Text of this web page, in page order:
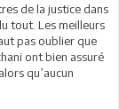
de la justice dans
tout. Les meilleurs
pas oublier que
ont bien assuré
qu’aucun